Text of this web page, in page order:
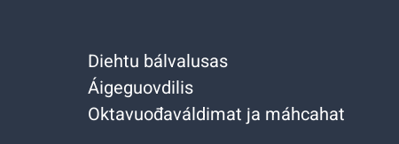
Diehtu bálvalusas
Áigeguovdilis
Oktavuođaváldimat ja máhcahat